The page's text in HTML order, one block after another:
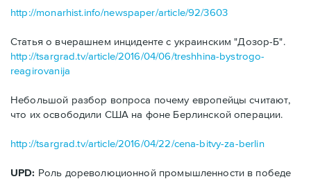
http://monarhist.info/newspaper/article/92/3603
Статья о вчерашнем инциденте с украинским "Дозор-Б".
http://tsargrad.tv/article/2016/04/06/treshhina-bystrogo-
reagirovanija
Небольшой разбор вопроса почему европейцы считают,
что их освободили США на фоне Берлинской операции.
http://tsargrad.tv/article/2016/04/22/cena-bitvy-za-berlin
UPD: Роль дореволюционной промышленности в победе